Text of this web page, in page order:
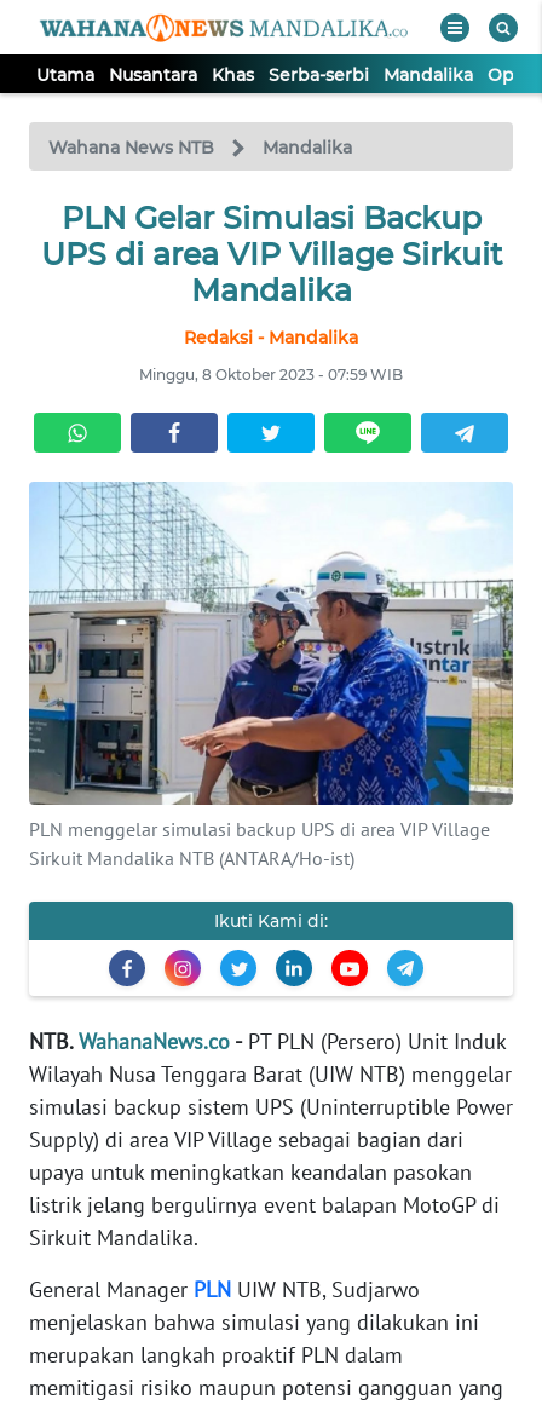
Utama Nusantara Khas Serba-serbi Mandalika Opini
Wahana News NTB Mandalika
PLN Gelar Simulasi Backup
UPS di area VIP Village Sirkuit
Mandalika
Redaksi - Mandalika
Minggu, 8 Oktober 2023 - 07:59 WIB
PLN menggelar simulasi backup UPS di area VIP Village
Sirkuit Mandalika NTB (ANTARA/Ho-ist)
Ikuti Kami di:
NTB.WahanaNews.co -PT PLN (Persero) Unit Induk
Wilayah Nusa Tenggara Barat (UIW NTB) menggelar
simulasi backup sistem UPS (Uninterruptible Power
Supply) di area VIP Village sebagai bagian dari
upaya untuk meningkatkan keandalan pasokan
listrik jelang bergulirnya event balapan MotoGP di
Sirkuit Mandalika.
General Manager PLN UIW NTB, Sudjarwo
menjelaskan bahwa simulasi yang dilakukan ini
merupakan langkah proaktif PLN dalam
memitigasi risiko maupun potensi gangguan yang
TV
Tutup
UTAMA
SERBA-
SERBI
MANDALIKA
OPINI
Informasi
INDEKS
BERITA
KONTAK
KAMI
IKLAN
KAMI
PEDOMAN
MEDIA
SIBER
REDAKSI
KARIR
DISCLAIMER
Wahana
News